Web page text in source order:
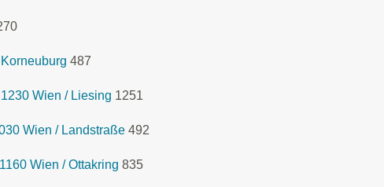
487
Wien / Liesing 1251
Wien / Landstraße 492
Wien / Ottakring 835